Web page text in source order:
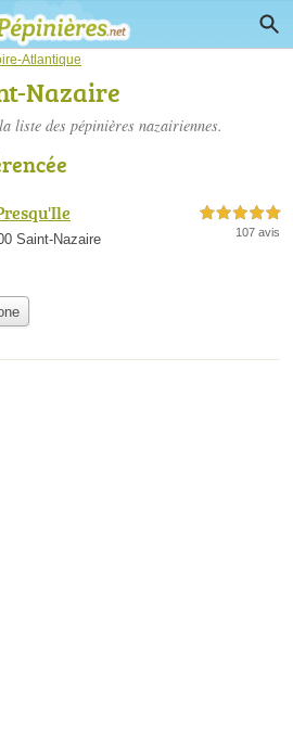
Atlantique
Nazaire
liste des pépinières nazairiennes.
Saint-Nazaire
5,0 étoiles sur 5
107 avis